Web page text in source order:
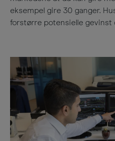
eksempel gire 30 ganger.
forstørre potensielle gevinst